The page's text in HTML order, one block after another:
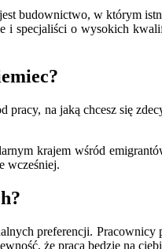
budownictwo, w którym
specjaliści o wysokich
pracy, na jaką chcesz się
krajem wśród
wcześniej.
preferencji.
że praca będzie na